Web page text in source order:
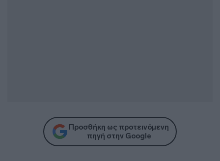
Προσθήκη ως προτεινόμενη
πηγή στην Google